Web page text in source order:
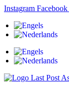
Ga
de
inhoud
Instagram Facebook